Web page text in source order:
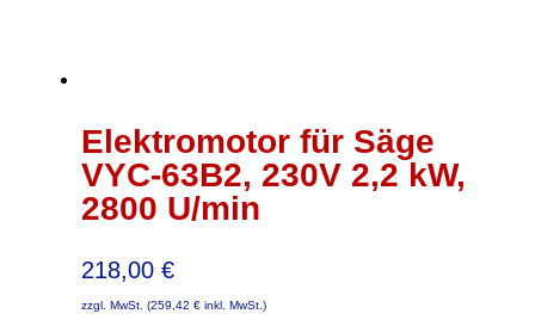
Elektromotor für Säge
VYC-63B2, 230V 2,2 kW,
2800 U/min
218,00 €
zzgl. MwSt. (259,42 € inkl. MwSt.)